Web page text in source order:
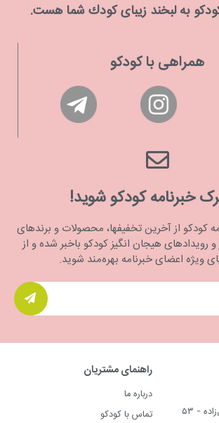
به لبخند زیبای كودك شما هست.
همراهی با کودکو
خبرنامه کودکو شوید!
کودکو از آخرین تخفیفها، محصولات و برندهای
رویدادهای هیجان انگیز کودکو باخبر شده و از
ویژه اعضای خبرنامه بهره‌مند شوید.
- ۵۳
راهنمای مشتریان
درباره ما
تماس با کودکو